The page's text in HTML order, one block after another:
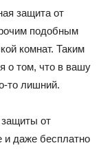
защита от
подобным
комнат. Таким
о том, что в вашу
то лишний.
защиты от
и даже бесплатно